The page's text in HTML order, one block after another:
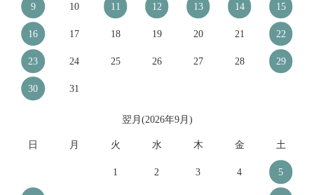
9 10 11 12 13 14 15
16 17 18 19 20 21 22
23 24 25 26 27 28 29
30 31
翌月(2026年9月)
日 月 火 水 木 金 土
1 2 3 4 5